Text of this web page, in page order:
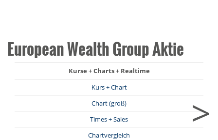
European Wealth Group Aktie
Kurse + Charts + Realtime
Kurs + Chart
Chart (groß)
Times + Sales
Chartvergleich
>